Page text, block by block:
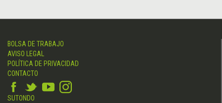
BOLSA DE TRABAJO
AVISO LEGAL
POLÍTICA DE PRIVACIDAD
CONTACTO
SUTONDO